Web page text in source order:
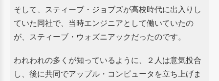
そして、スティーブ・ジョブズが高校時代に出入りし
ていた同社で、当時エンジニアとして働いていたの
が、 スティーブ・ウォズニアックだったのです。
われわれの多くが知っているように、２人は意気投合
し、後に共同でアップル・コンピュータを立ち上げま